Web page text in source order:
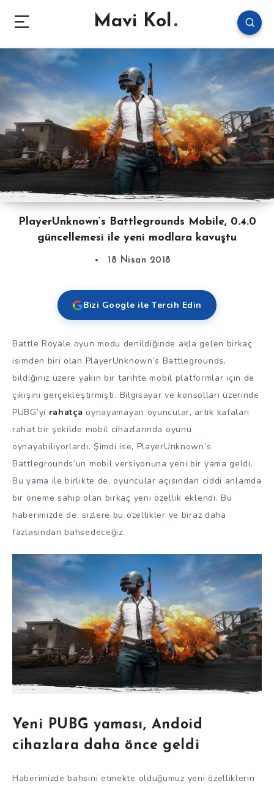
Mavi Kol
PlayerUnknown’s Battlegrounds Mobile, 0.4.0
güncellemesi ile yeni modlara kavuştu
18 Nisan 2018
Bizi Google ile Tercih Edin
Battle Royale oyun modu denildiğinde akla gelen birkaç
isimden biri olan PlayerUnknown’s Battlegrounds,
bildiğiniz üzere yakın bir tarihte mobil platformlar için de
çıkışını gerçekleştirmişti. Bilgisayar ve konsolları üzerinde
PUBG’yi rahatça oynayamayan oyuncular, artık kafaları
rahat bir şekilde mobil cihazlarında oyunu
oynayabiliyorlardı. Şimdi ise, PlayerUnknown’s
Battlegrounds’un mobil versiyonuna yeni bir yama geldi.
Bu yama ile birlikte de, oyuncular açısından ciddi anlamda
bir öneme sahip olan birkaç yeni özellik eklendi. Bu
haberimizde de, sizlere bu özellikler ve biraz daha
fazlasından bahsedeceğiz.
Yeni PUBG yaması, Andoid
cihazlara daha önce geldi
Haberimizde bahsini etmekte olduğumuz yeni özelliklerin